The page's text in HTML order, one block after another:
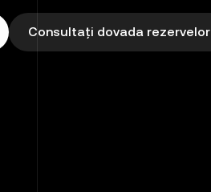
Consultați dovada rezervelor